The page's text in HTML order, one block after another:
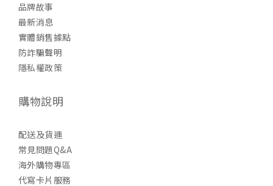
品牌故事
最新消息
實體銷售據點
防詐騙聲明
隱私權政策
購物說明
配送及貨運
常見問題Q&A
海外購物專區
代寫卡片服務